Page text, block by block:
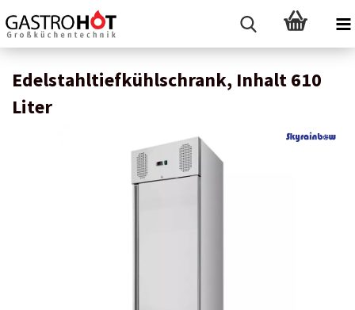
Edelstahltiefkühlschrank, Inhalt 610
Liter